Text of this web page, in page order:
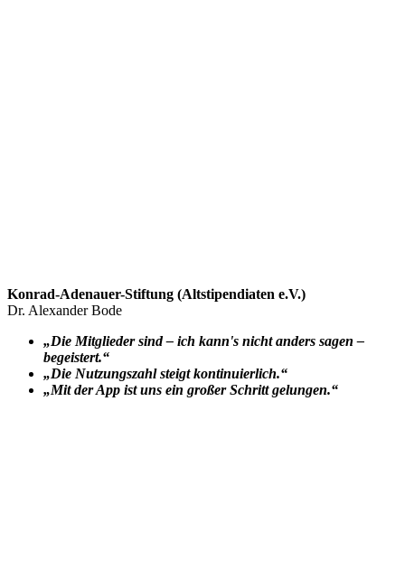
Konrad-Adenauer-Stiftung (Altstipendiaten e.V.)
Dr. Alexander Bode
„Die Mitglieder sind – ich kann's nicht anders sagen –
begeistert.“
„Die Nutzungszahl steigt kontinuierlich.“
„Mit der App ist uns ein großer Schritt gelungen.“